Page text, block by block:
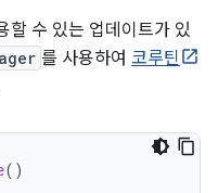
할 수 있는 업데이트가 있
를 사용하여 코루틴
()